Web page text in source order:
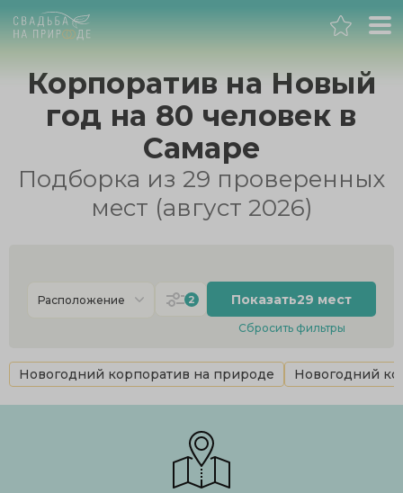
Самара
Банкет
День рождения
Новогодний корпоратив
Корпоратив на Новый
год на 80 человек в
Самаре
Подборка из 29 проверенных
мест (август 2026)
Расположение 2 Показать29 мест
Сбросить фильтры
Новогодний корпоратив на природе Новогодний